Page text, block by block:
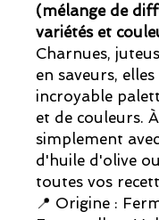
(mélange de
variétés et
Charnues,
en saveurs,
incroyable
et de couleurs.
simplement
d'huile d'olive
toutes vos
📍 Origine :